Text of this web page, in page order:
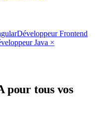
Développeur Frontend
Java ×
pour tous vos